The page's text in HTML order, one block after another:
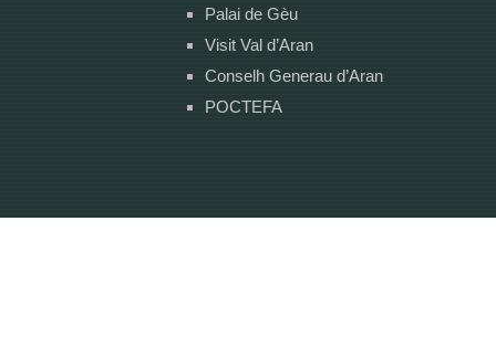
Palai de Gèu
Visit Val d’Aran
Conselh Generau d’Aran
POCTEFA